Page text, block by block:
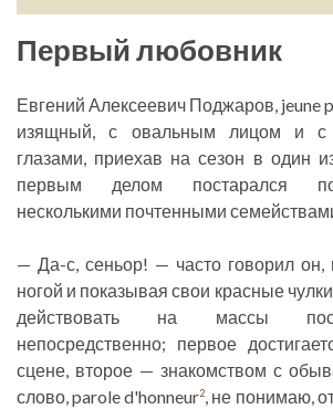
Первый любовник
Евгений Алексеевич Поджаров, jeune
изящный, с овальным лицом и с
глазами, приехав на сезон в один
первым делом постарался
несколькими почтенными
— Да-с, сеньор! — часто говорил он,
ногой и показывая свои красные
действовать на массы
непосредственно; первое
сцене, второе — знакомством с
слово, parole d'honneur2, не понимаю,